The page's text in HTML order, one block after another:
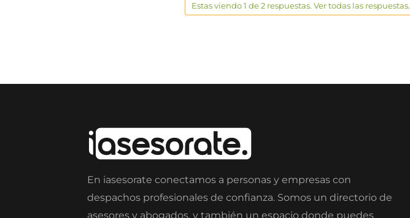
Estas viendo 1 de 2 respuestas. Ver todas las respuestas.
En iasesorate conectamos a personas y empresas con
despachos profesionales de confianza. Somos un directorio de
asesores y abogados, y también un espacio donde puedes